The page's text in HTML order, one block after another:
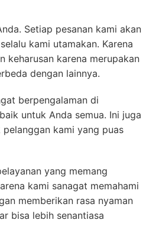
Setiap pesanan kami akan
kami utamakan. Karena
keharusan karena merupakan
dengan lainnya.
berpengalaman di
untuk Anda semua. Ini juga
kami yang puas
yang memang
kami sanagat memahami
memberikan rasa nyaman
bisa lebih senantiasa